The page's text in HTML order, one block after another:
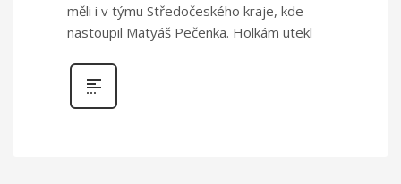
měli i v týmu Středočeského kraje, kde
nastoupil Matyáš Pečenka. Holkám utekl